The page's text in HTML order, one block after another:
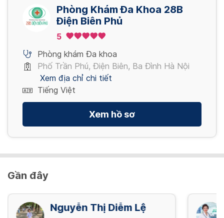
650,000 VND/ lần
Xem thêm
CHT Lồng ngực
1,800,000 VND/ lần
Xem thêm
Phòng Khám Đa Khoa 28B
Điện Biên Phủ
5
Phòng khám Đa khoa
Phố Trần Phú, Điện Biên, Ba Đình Hà Nội
Xem địa chỉ chi tiết
Tiếng Việt
Xem hồ sơ
Gần đây
Nguyễn Thị Diễm Lệ